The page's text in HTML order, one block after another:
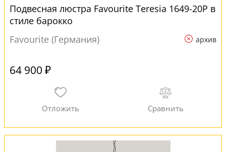
Подвесная люстра Favourite Teresia 1649-20P в
стиле барокко
Favourite (Германия)
архив
64 900 ₽